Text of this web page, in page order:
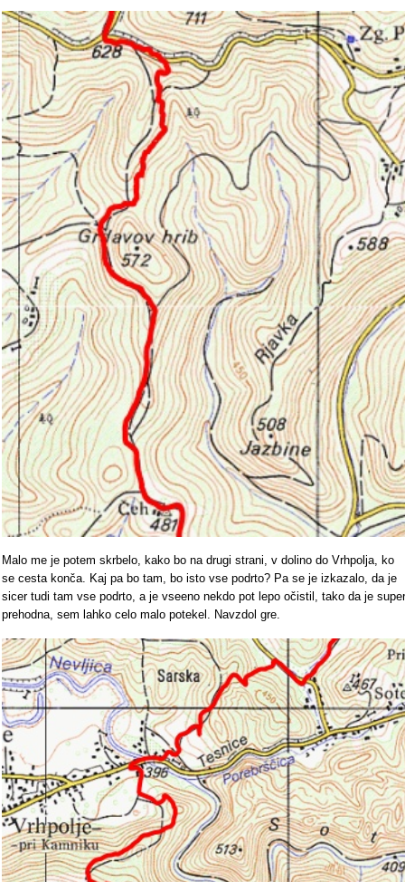
Malo me je potem skrbelo, kako bo na drugi strani, v dolino do Vrhpolja, ko
se cesta konča. Kaj pa bo tam, bo isto vse podrto? Pa se je izkazalo, da je
sicer tudi tam vse podrto, a je vseeno nekdo pot lepo očistil, tako da je super
prehodna, sem lahko celo malo potekel. Navzdol gre.